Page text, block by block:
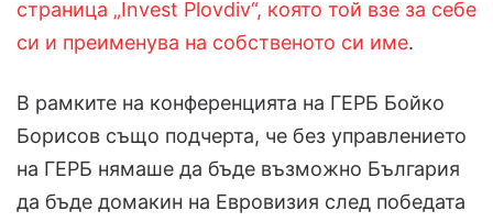
страница „Invest Plovdiv“, която той взе за себе
си и преименува на собственото си име.
В рамките на конференцията на ГЕРБ Бойко
Борисов също подчерта, че без управлението
на ГЕРБ нямаше да бъде възможно България
да бъде домакин на Евровизия след победата